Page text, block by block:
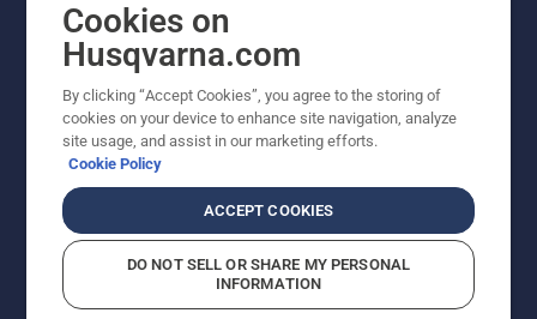
© Husqvarna AB (publ). Kaikki oikeudet pidätetään.
Hinnat ovat suositushintoja. Varaamme oikeudet
hintamuutoksiin, kirjoitus- ja sisältövirheisiin. Sivusto
pyritään pitämään mahdollisimman ajantasaisena ja
suositushintoja (sis. alv), ellei tuotetta voi ostaa
suoraan verkkosivustoltamme.
EvästekäytäntöKäyttöehdotTietosuojailmoitusTiedot
Epäillyistä rikkomuksista ilmoittaminen
Cookies on
Husqvarna.com
By clicking “Accept Cookies”, you agree to the storing of
cookies on your device to enhance site navigation, analyze
site usage, and assist in our marketing efforts.
Cookie Policy
ACCEPT COOKIES
DO NOT SELL OR SHARE MY PERSONAL
INFORMATION